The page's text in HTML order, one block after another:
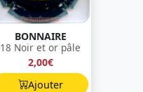
BONNAIRE
18 Noir et or pâle
2,00€
Ajouter